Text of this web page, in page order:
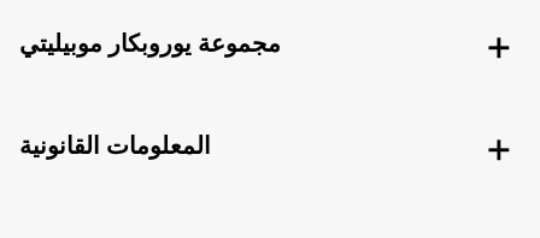
مجموعة يوروبكار موبيليتي
المعلومات القانونية